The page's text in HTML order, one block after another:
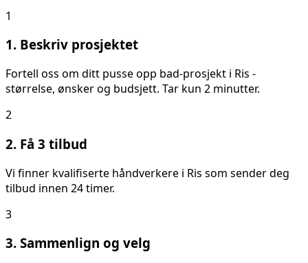
1
1. Beskriv prosjektet
Fortell oss om ditt pusse opp bad-prosjekt i Ris -
størrelse, ønsker og budsjett. Tar kun 2 minutter.
2
2. Få 3 tilbud
Vi finner kvalifiserte håndverkere i Ris som sender deg
tilbud innen 24 timer.
3
3. Sammenlign og velg